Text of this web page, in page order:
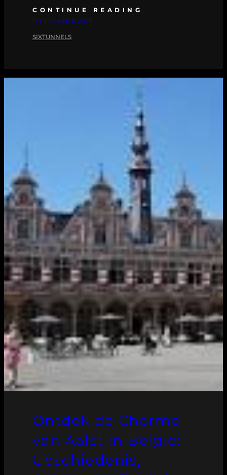
CONTINUE READING
17 DECEMBER 2025
SIXTUNNELS
Ontdek de Charme
van Aalst in België:
Geschiedenis,